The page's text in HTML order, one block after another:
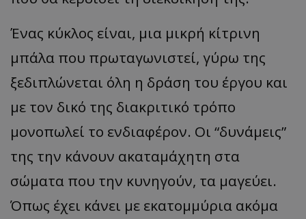
Ένας κύκλος είναι, μια μικρή κίτρινη
μπάλα που πρωταγωνιστεί, γύρω της
ξεδιπλώνεται όλη η δράση του έργου και
με τον δικό της διακριτικό τρόπο
μονοπωλεί το ενδιαφέρον. Οι “δυνάμεις”
της την κάνουν ακαταμάχητη στα
σώματα που την κυνηγούν, τα μαγεύει.
Όπως έχει κάνει με εκατομμύρια ακόμα